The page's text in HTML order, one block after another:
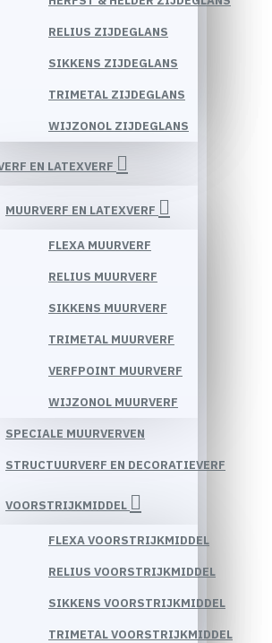
RELIUS ZIJDEGLANS
SIKKENS ZIJDEGLANS
TRIMETAL ZIJDEGLANS
WIJZONOL ZIJDEGLANS
EN LATEXVERF
MUURVERF EN LATEXVERF
FLEXA MUURVERF
RELIUS MUURVERF
SIKKENS MUURVERF
TRIMETAL MUURVERF
VERFPOINT MUURVERF
WIJZONOL MUURVERF
SPECIALE MUURVERVEN
STRUCTUURVERF EN DECORATIEVERF
VOORSTRIJKMIDDEL
FLEXA VOORSTRIJKMIDDEL
RELIUS VOORSTRIJKMIDDEL
SIKKENS VOORSTRIJKMIDDEL
TRIMETAL VOORSTRIJKMIDDEL